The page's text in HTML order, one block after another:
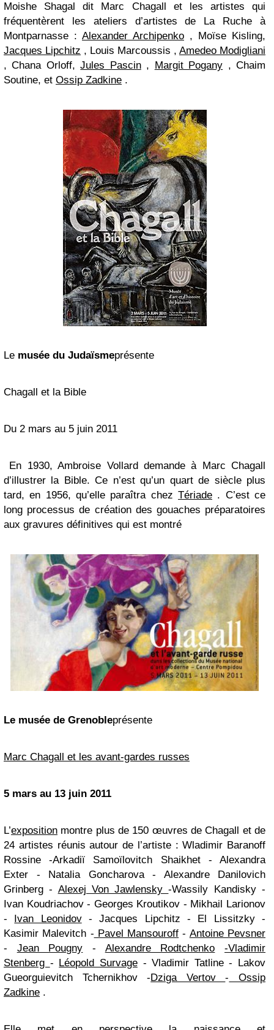
Moishe Shagal dit Marc Chagall et les artistes qui
fréquentèrent les ateliers d’artistes de La Ruche à
Montparnasse : Alexander Archipenko , Moïse Kisling,
Jacques Lipchitz , Louis Marcoussis , Amedeo Modigliani
, Chana Orloff,Jules Pascin, Margit Pogany , Chaim
Soutine, et Ossip Zadkine .
Le musée du Judaïsmeprésente
Chagall et la Bible
Du 2 mars au 5 juin 2011
En 1930,Ambroise Vollarddemande à Marc Chagall
d’illustrer la Bible. Ce n’est qu’un quart de siècle plus
tard, en 1956, qu’elle paraîtra chez Tériade . C’est ce
long processus de création des gouaches préparatoires
aux gravures définitives qui est montré
Le musée de Grenobleprésente
Marc Chagall et les avant-gardes russes
5 mars au 13 juin 2011
L’exposition montre plus de 150 œuvres de Chagall et de
24 artistes réunis autour de l’artiste : Wladimir Baranoff
Rossine -Arkadiï Samoïlovitch Shaikhet - Alexandra
Exter - Natalia Goncharova - Alexandre Danilovich
Grinberg - Alexej Von Jawlensky-Wassily Kandisky -
Ivan Koudriachov - Georges Kroutikov - Mikhail Larionov
- Ivan Leonidov- Jacques Lipchitz - El Lissitzky -
Kasimir Malevitch - Pavel Mansouroff - Antoine Pevsner
- Jean Pougny - Alexandre Rodtchenko
-Vladimir
Stenberg - Léopold Survage- Vladimir Tatline - Lakov
Gueorguievitch Tchernikhov -Dziga Vertov- Ossip
Zadkine .